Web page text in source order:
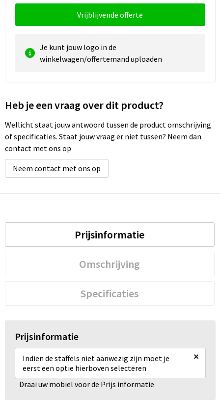
Vrijblijvende offerte
Je kunt jouw logo in de
winkelwagen/offertemand uploaden
Heb je een vraag over dit product?
Wellicht staat jouw antwoord tussen de product omschrijving
of specificaties. Staat jouw vraag er niet tussen? Neem dan
contact met ons op
Neem contact met ons op
Prijsinformatie
Omschrijving
Specificaties
Prijsinformatie
Indien de staffels niet aanwezig zijn moet je
eerst een optie hierboven selecteren
×
Draai uw mobiel voor de Prijs informatie